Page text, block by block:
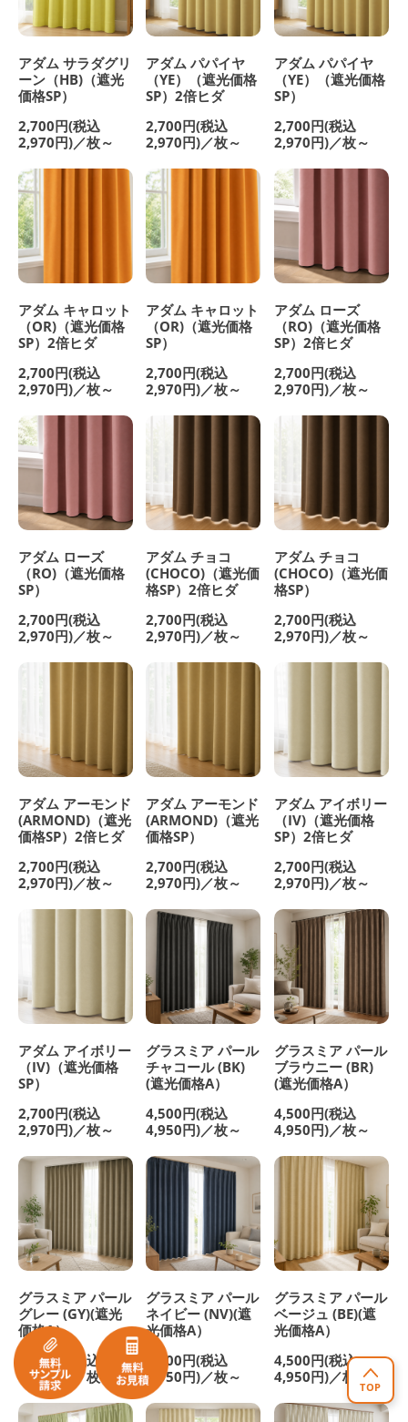
アダム サラダグリ
ーン（HB)（遮光
価格SP）
2,700円(税込
2,970円)／枚～
アダム パパイヤ
（YE）（遮光価格
SP）2倍ヒダ
2,700円(税込
2,970円)／枚～
アダム パパイヤ
（YE）（遮光価格
SP）
2,700円(税込
2,970円)／枚～
アダム キャロット
（OR)（遮光価格
SP）2倍ヒダ
2,700円(税込
2,970円)／枚～
アダム キャロット
（OR)（遮光価格
SP）
2,700円(税込
2,970円)／枚～
アダム ローズ
（RO)（遮光価格
SP）2倍ヒダ
2,700円(税込
2,970円)／枚～
アダム ローズ
（RO)（遮光価格
SP）
2,700円(税込
2,970円)／枚～
アダム チョコ
(CHOCO)（遮光価
格SP）2倍ヒダ
2,700円(税込
2,970円)／枚～
アダム チョコ
(CHOCO)（遮光価
格SP）
2,700円(税込
2,970円)／枚～
アダム アーモンド
(ARMOND)（遮光
価格SP）2倍ヒダ
2,700円(税込
2,970円)／枚～
アダム アーモンド
(ARMOND)（遮光
価格SP）
2,700円(税込
2,970円)／枚～
アダム アイボリー
（IV)（遮光価格
SP）2倍ヒダ
2,700円(税込
2,970円)／枚～
アダム アイボリー
（IV)（遮光価格
SP）
2,700円(税込
2,970円)／枚～
グラスミア パール
チャコール (BK)
(遮光価格A）
4,500円(税込
4,950円)／枚～
グラスミア パール
ブラウニー (BR)
(遮光価格A）
4,500円(税込
4,950円)／枚～
グラスミア パール
グレー (GY)(遮光
価格A）
4,500円(税込
4,950円)／枚～
グラスミア パール
ネイビー (NV)(遮
光価格A）
4,500円(税込
4,950円)／枚～
グラスミア パール
ベージュ (BE)(遮
光価格A）
4,500円(税込
4,950円)／枚～
TOP